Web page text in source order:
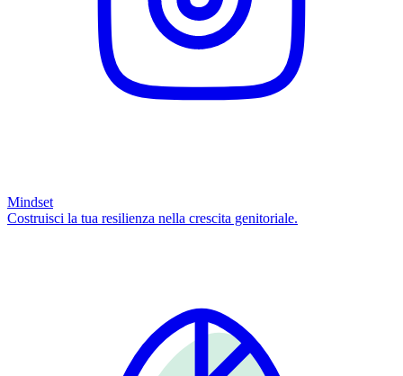
Mindset
Costruisci la tua resilienza nella crescita genitoriale.